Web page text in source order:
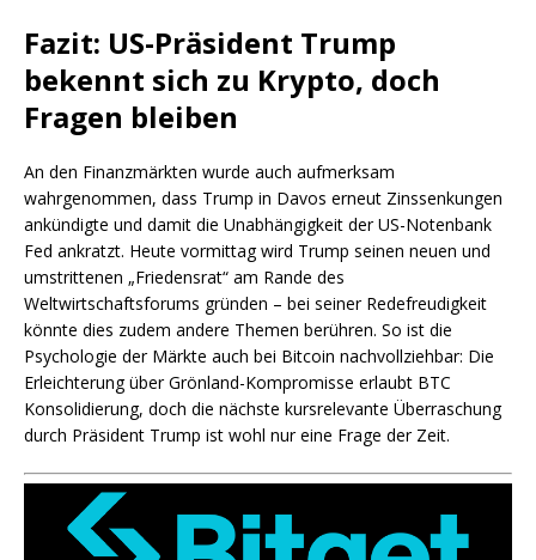
Fazit: US-Präsident Trump
bekennt sich zu Krypto, doch
Fragen bleiben
An den Finanzmärkten wurde auch aufmerksam
wahrgenommen, dass Trump in Davos erneut Zinssenkungen
ankündigte und damit die Unabhängigkeit der US-Notenbank
Fed ankratzt. Heute vormittag wird Trump seinen neuen und
umstrittenen „Friedensrat“ am Rande des
Weltwirtschaftsforums gründen – bei seiner Redefreudigkeit
könnte dies zudem andere Themen berühren. So ist die
Psychologie der Märkte auch bei Bitcoin nachvollziehbar: Die
Erleichterung über Grönland-Kompromisse erlaubt BTC
Konsolidierung, doch die nächste kursrelevante Überraschung
durch Präsident Trump ist wohl nur eine Frage der Zeit.